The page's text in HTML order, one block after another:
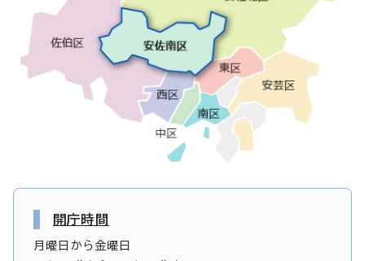
開庁時間
月曜日から金曜日